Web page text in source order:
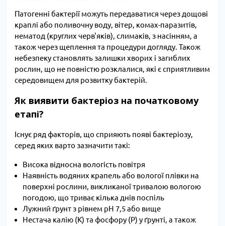
Патогенні бактерії можуть передаватися через дощові
краплі або поливочну воду, вітер, комах-паразитів,
нематод (круглих черв'яків), слимаків, з насінням, а
також через щеплення та процедури догляду. Також
небезпеку становлять залишки хворих і загиблих
рослин, що не повністю розклалися, які є сприятливим
середовищем для розвитку бактерій.
Як виявити бактеріоз на початковому
етапі?
Існує ряд факторів, що сприяють появі бактеріозу,
серед яких варто зазначити такі:
Висока відносна вологість повітря
Наявність водяних крапель або вологої плівки на
поверхні рослини, викликаної тривалою вологою
погодою, що триває кілька днів поспіль
Лужний ґрунт з рівнем pH 7,5 або вище
Нестача калію (K) та фосфору (P) у ґрунті, а також